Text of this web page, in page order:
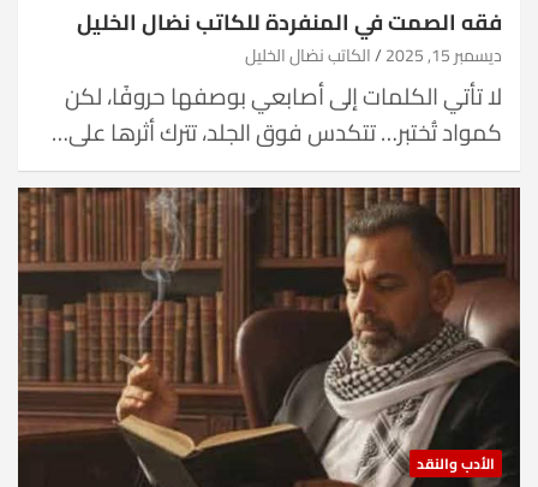
فقه الصمت في المنفردة للكاتب نضال الخليل
ديسمبر 15, 2025 الكاتب نضال الخليل
لا تأتي الكلمات إلى أصابعي بوصفها حروفًا، لكن
كمواد تُختبر… تتكدس فوق الجلد، تترك أثرها على…
الأدب والنقد